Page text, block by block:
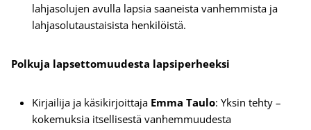
lahjasolujen avulla lapsia saaneista vanhemmista ja
lahjasolutaustaisista henkilöistä.
Polkuja lapsettomuudesta lapsiperheeksi
Kirjailija ja käsikirjoittaja Emma Taulo: Yksin tehty –
kokemuksia itsellisestä vanhemmuudesta